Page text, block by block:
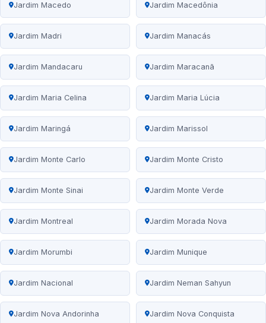
Jardim Macedo Jardim Macedônia
Jardim Madri Jardim Manacás
Jardim Mandacaru Jardim Maracanã
Jardim Maria Celina Jardim Maria Lúcia
Jardim Maringá Jardim Marissol
Jardim Monte Carlo Jardim Monte Cristo
Jardim Monte Sinai Jardim Monte Verde
Jardim Montreal Jardim Morada Nova
Jardim Morumbi Jardim Munique
Jardim Nacional Jardim Neman Sahyun
Jardim Nova Andorinha Jardim Nova Conquista